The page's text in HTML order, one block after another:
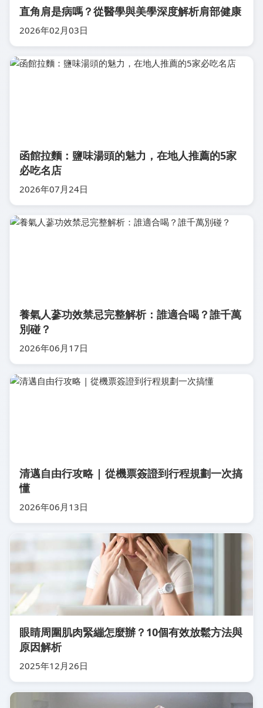
直角肩是病嗎？從醫學與美學深度解析肩部健康
2026年02月03日
函館拉麵：鹽味湯頭的魅力，在地人推薦的5家
必吃名店
2026年07月24日
養氣人蔘功效禁忌完整解析：誰適合喝？誰千萬
別碰？
2026年06月17日
清邁自由行攻略 | 從機票簽證到行程規劃一次搞
懂
2026年06月13日
眼睛周圍肌肉緊繃怎麼辦？10個有效放鬆方法與
原因解析
2025年12月26日